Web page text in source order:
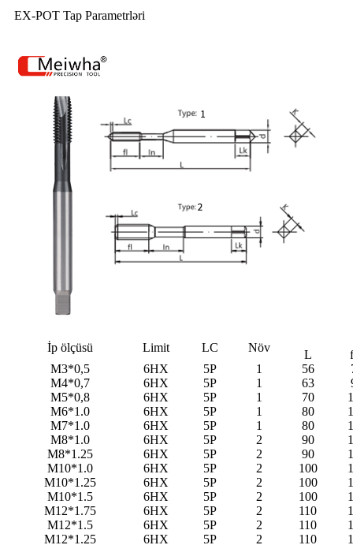
EX-POT Tap Parametrləri
İp ölçüsü Limit LC Növ
L
M3*0,5
6HX 5P 1 56
M4*0,7
6HX 5P 1 63
M5*0,8
6HX 5P 1 70
M6*1.0
6HX 5P 1 80
M7*1.0
6HX 5P 1 80
M8*1.0
6HX 5P 2 90
M8*1.25
6HX 5P 2 90
M10*1.0
6HX 5P 2 100
M10*1.25
6HX 5P 2 100
M10*1.5
6HX 5P 2 100
M12*1.75
6HX 5P 2 110
M12*1.5
6HX 5P 2 110
M12*1.25
6HX 5P 2 110